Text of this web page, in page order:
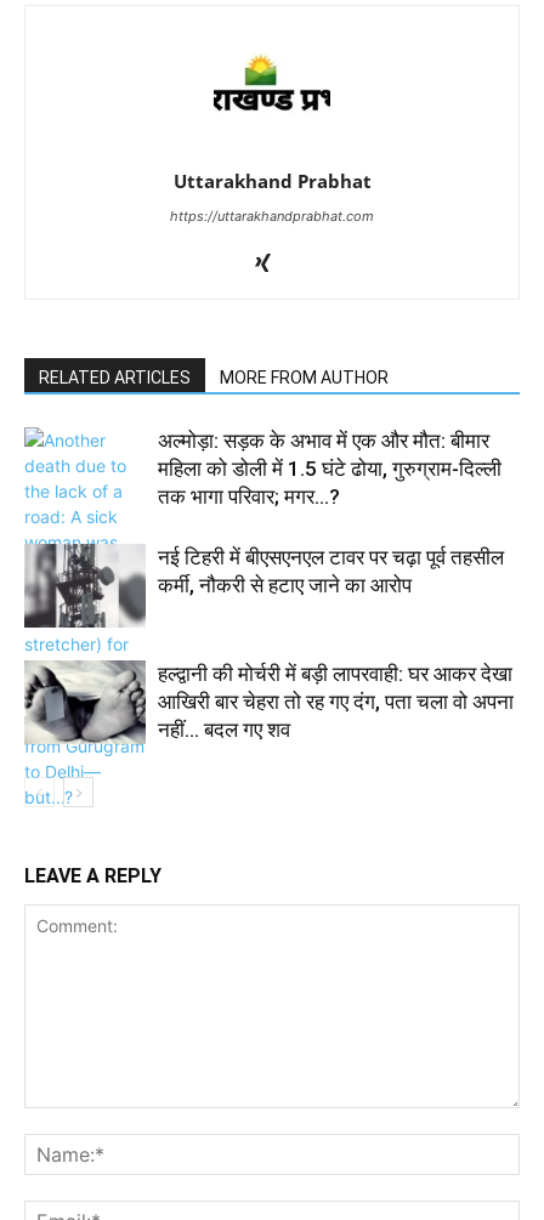
Uttarakhand Prabhat
https://uttarakhandprabhat.com
RELATED ARTICLES MORE FROM AUTHOR
अल्मोड़ा: सड़क के अभाव में एक और मौत: बीमार
महिला को डोली में 1.5 घंटे ढोया, गुरुग्राम-दिल्ली
तक भागा परिवार; मगर…?
नई टिहरी में बीएसएनएल टावर पर चढ़ा पूर्व तहसील
कर्मी, नौकरी से हटाए जाने का आरोप
हल्द्वानी की मोर्चरी में बड़ी लापरवाही: घर आकर देखा
आखिरी बार चेहरा तो रह गए दंग, पता चला वो अपना
नहीं… बदल गए शव
LEAVE A REPLY